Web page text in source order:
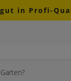
in Profi-